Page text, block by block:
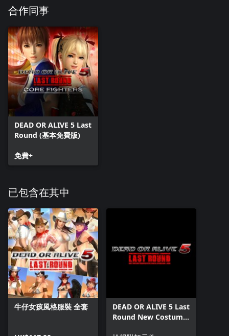
合作同事
DEAD OR ALIVE 5 Last
Round (基本免費版)
免費+
已包含在其中
牛仔女孩風格服裝 全套
DEAD OR ALIVE 5 Last
Round New Costume